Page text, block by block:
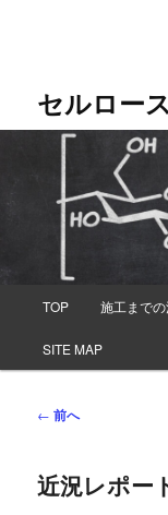
テ
へ
セルロー
メ
TOP 施工まで
SITE MAP
投
ビ
ゲ
← 前へ
近況レポー